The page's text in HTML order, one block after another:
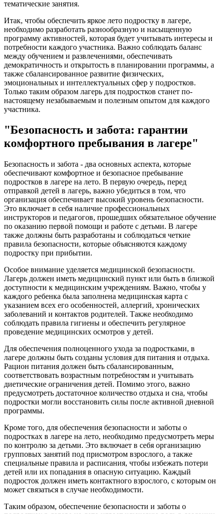
тематические занятия.
Итак, чтобы обеспечить яркое лето подростку в лагере,
необходимо разработать разнообразную и насыщенную
программу активностей, которая будет учитывать интересы и
потребности каждого участника. Важно соблюдать баланс
между обучением и развлечениями, обеспечивать
демократичность и открытость в планировании программы, а
также сбалансированное развитие физических,
эмоциональных и интеллектуальных сфер у подростков.
Только таким образом лагерь для подростков станет по-
настоящему незабываемым и полезным опытом для каждого
участника.
"Безопасность и забота: гарантии
комфортного пребывания в лагере"
Безопасность и забота - два основных аспекта, которые
обеспечивают комфортное и безопасное пребывание
подростков в лагере на лето. В первую очередь, перед
отправкой детей в лагерь, важно убедиться в том, что
организация обеспечивает высокий уровень безопасности.
Это включает в себя наличие профессиональных
инструкторов и педагогов, прошедших обязательное обучение
по оказанию первой помощи и работе с детьми. В лагере
также должны быть разработаны и соблюдаться четкие
правила безопасности, которые объясняются каждому
подростку при прибытии.
Особое внимание уделяется медицинской безопасности.
Лагерь должен иметь медицинский пункт или быть в близкой
доступности к медицинским учреждениям. Важно, чтобы у
каждого ребенка была заполнена медицинская карта с
указанием всех его особенностей, аллергий, хронических
заболеваний и контактов родителей. Также необходимо
соблюдать правила гигиены и обеспечить регулярное
проведение медицинских осмотров у детей.
Для обеспечения полноценного ухода за подростками, в
лагере должны быть созданы условия для питания и отдыха.
Рацион питания должен быть сбалансированным,
соответствовать возрастным потребностям и учитывать
диетические ограничения детей. Помимо этого, важно
предусмотреть достаточное количество отдыха и сна, чтобы
подростки могли восстановить силы после активной дневной
программы.
Кроме того, для обеспечения безопасности и заботы о
подростках в лагере на лето, необходимо предусмотреть меры
по контролю за детьми. Это включает в себя организацию
групповых занятий под присмотром взрослого, а также
специальные правила и расписания, чтобы избежать потери
детей или их попадания в опасную ситуацию. Каждый
подросток должен иметь контактного взрослого, с которым он
может связаться в случае необходимости.
Таким образом, обеспечение безопасности и заботы о